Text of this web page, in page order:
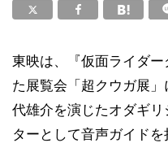
東映は、『仮面ライダ
た展覧会「超クウガ展
代雄介を演じたオダギ
ターとして音声ガイドを